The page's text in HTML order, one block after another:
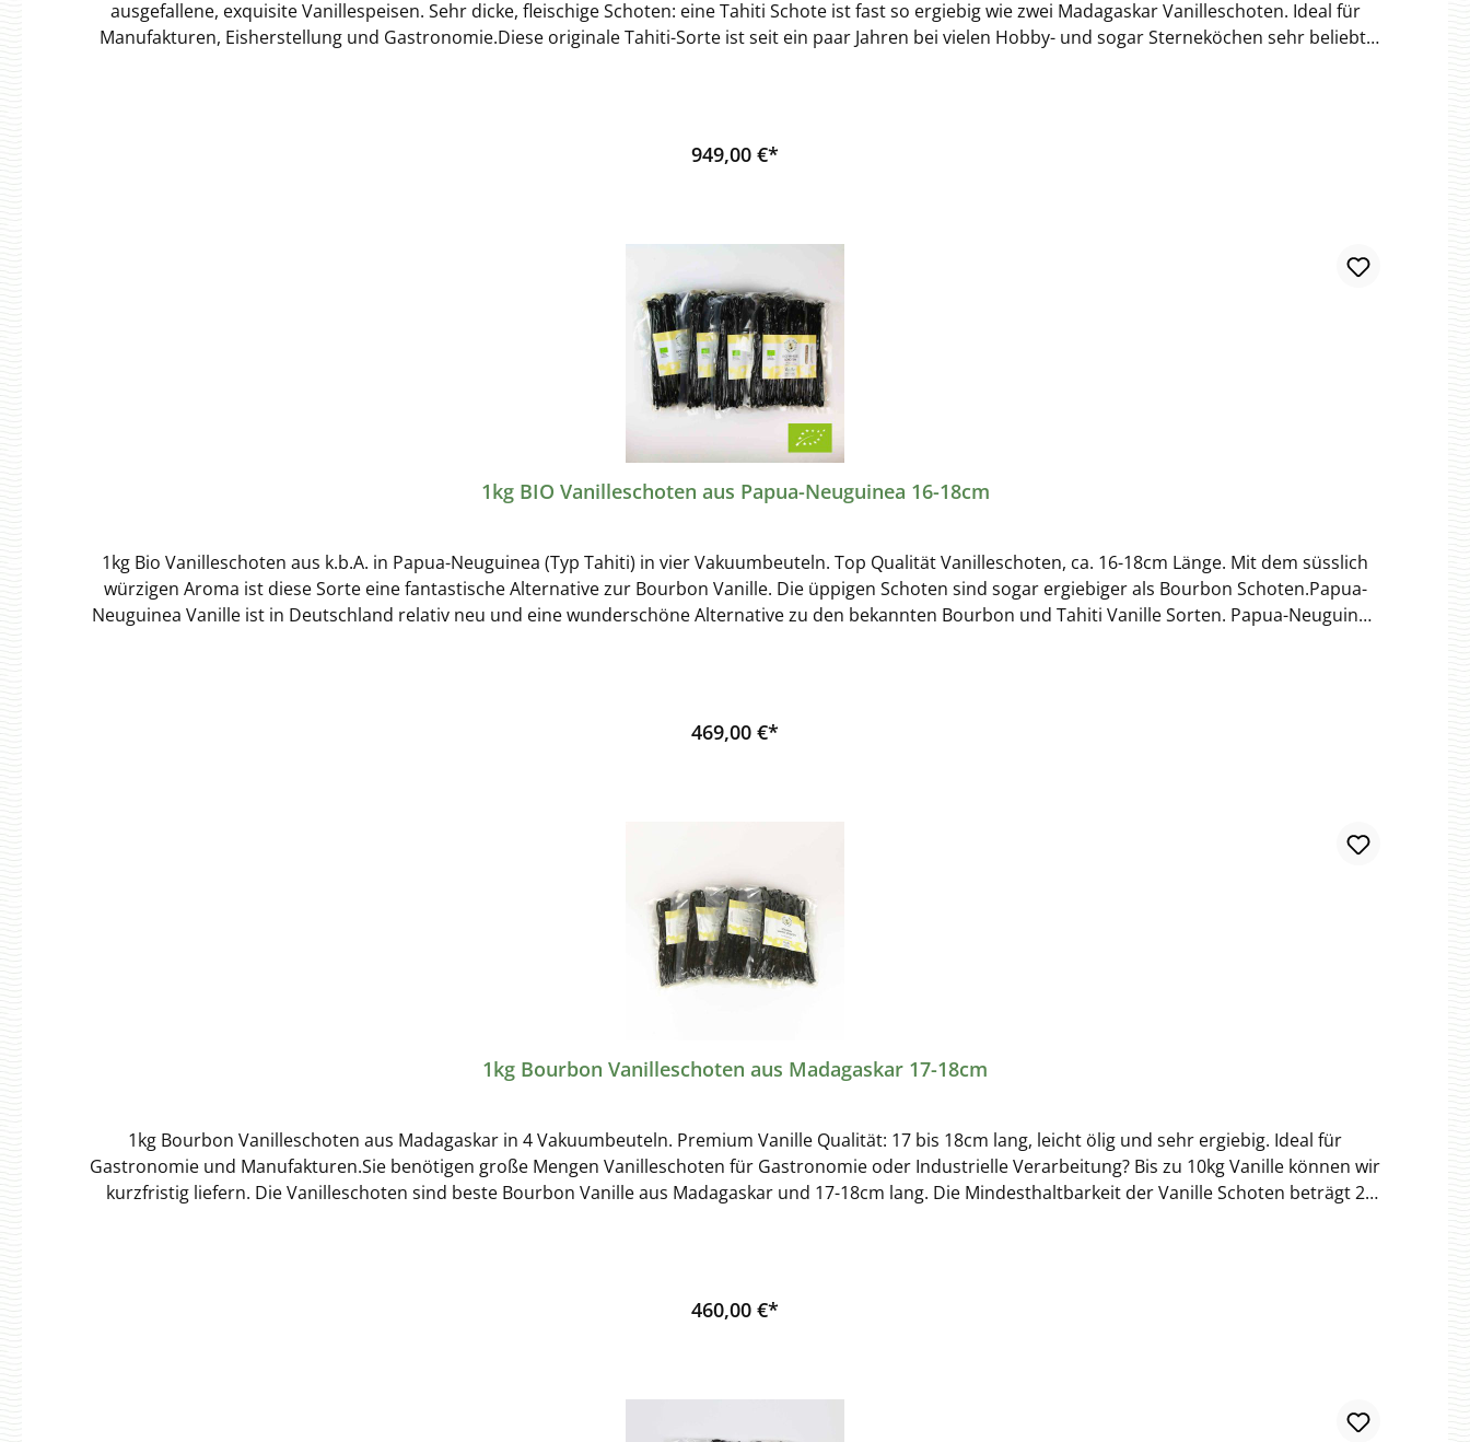
ausgefallene, exquisite Vanillespeisen. Sehr dicke, fleischige Schoten: eine Tahiti Schote ist fast so ergiebig wie zwei Madagaskar Vanilleschoten. Ideal für
Manufakturen, Eisherstellung und Gastronomie.Diese originale Tahiti-Sorte ist seit ein paar Jahren bei vielen Hobby- und sogar Sterneköchen sehr beliebt.
der Dicke und Ergiebigkeit der Schoten. Hersteller: Wolfgang Hachmann GmbHWesthusenstrasse 2122391 Hamburg
949,00 €*
1kg BIO Vanilleschoten aus Papua-Neuguinea 16-18cm
1kg Bio Vanilleschoten aus k.b.A. in Papua-Neuguinea (Typ Tahiti) in vier Vakuumbeuteln. Top Qualität Vanilleschoten, ca. 16-18cm Länge. Mit dem süsslich
würzigen Aroma ist diese Sorte eine fantastische Alternative zur Bourbon Vanille. Die üppigen Schoten sind sogar ergiebiger als Bourbon Schoten.Papua-
Neuguinea Vanille ist in Deutschland relativ neu und eine wunderschöne Alternative zu den bekannten Bourbon und Tahiti Vanille Sorten. Papua-Neuguinea
Papua-Neuguinea im Tropengürtel. Die Insel liegt im Südpazifischen Ozean, nördlich von Australien, östlich von Indonesien. Diese Vanilleschoten sind vom
Ursprung auf den Plantagen auf Papua-Neuguinea bis nach Hamburg in unserem Online Shop Bio zertifiziert, ohne Zusätze oder Schadstoffe. DE-ÖKO-005
469,00 €*
1kg Bourbon Vanilleschoten aus Madagaskar 17-18cm
1kg Bourbon Vanilleschoten aus Madagaskar in 4 Vakuumbeuteln. Premium Vanille Qualität: 17 bis 18cm lang, leicht ölig und sehr ergiebig. Ideal für
Gastronomie und Manufakturen.Sie benötigen große Mengen Vanilleschoten für Gastronomie oder Industrielle Verarbeitung? Bis zu 10kg Vanille können wir
kurzfristig liefern. Die Vanilleschoten sind beste Bourbon Vanille aus Madagaskar und 17-18cm lang. Die Mindesthaltbarkeit der Vanille Schoten beträgt 2
460,00 €*